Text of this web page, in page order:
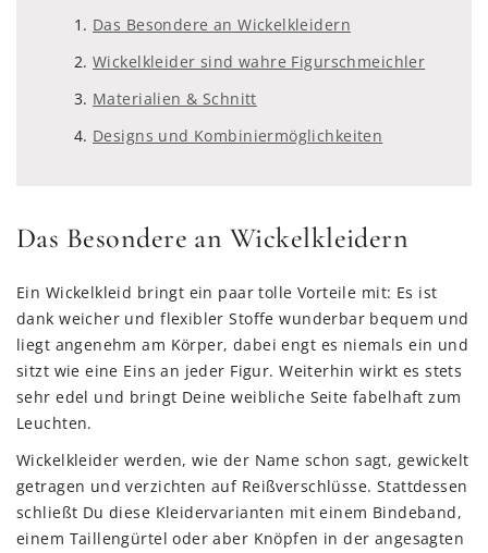
Das Besondere an Wickelkleidern
Wickelkleider sind wahre Figurschmeichler
Materialien & Schnitt
Designs und Kombiniermöglichkeiten
Das Besondere an Wickelkleidern
Ein Wickelkleid bringt ein paar tolle Vorteile mit: Es ist
dank weicher und flexibler Stoffe wunderbar bequem und
liegt angenehm am Körper, dabei engt es niemals ein und
sitzt wie eine Eins an jeder Figur. Weiterhin wirkt es stets
sehr edel und bringt Deine weibliche Seite fabelhaft zum
Leuchten.
Wickelkleider werden, wie der Name schon sagt, gewickelt
getragen und verzichten auf Reißverschlüsse. Stattdessen
schließt Du diese Kleidervarianten mit einem Bindeband,
einem Taillengürtel oder aber Knöpfen in der angesagten